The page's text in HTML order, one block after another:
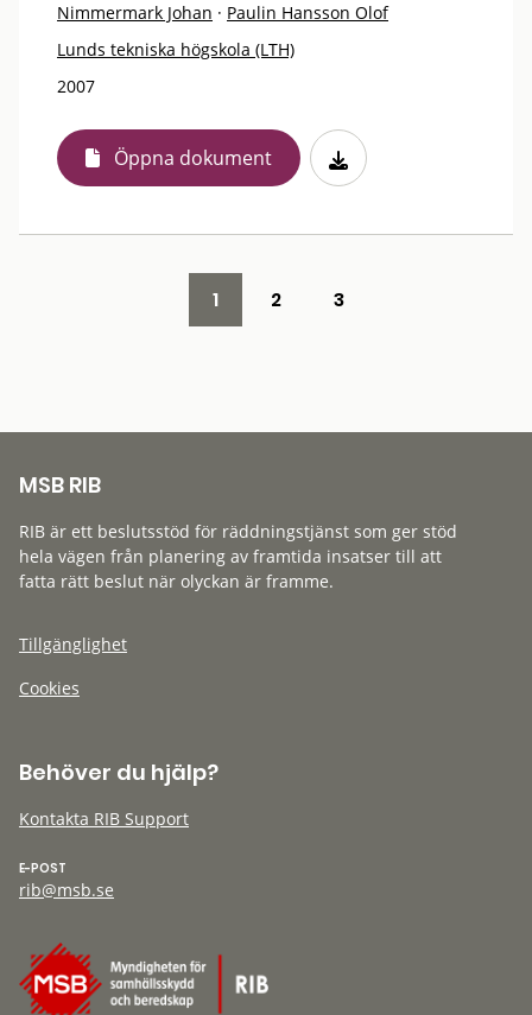
Nimmermark Johan · Paulin Hansson Olof
Lunds tekniska högskola (LTH)
2007
Öppna dokument
1 2 3
MSB RIB
RIB är ett beslutsstöd för räddningstjänst som ger stöd
hela vägen från planering av framtida insatser till att
fatta rätt beslut när olyckan är framme.
Tillgänglighet
Cookies
Behöver du hjälp?
Kontakta RIB Support
E-POST
rib@msb.se